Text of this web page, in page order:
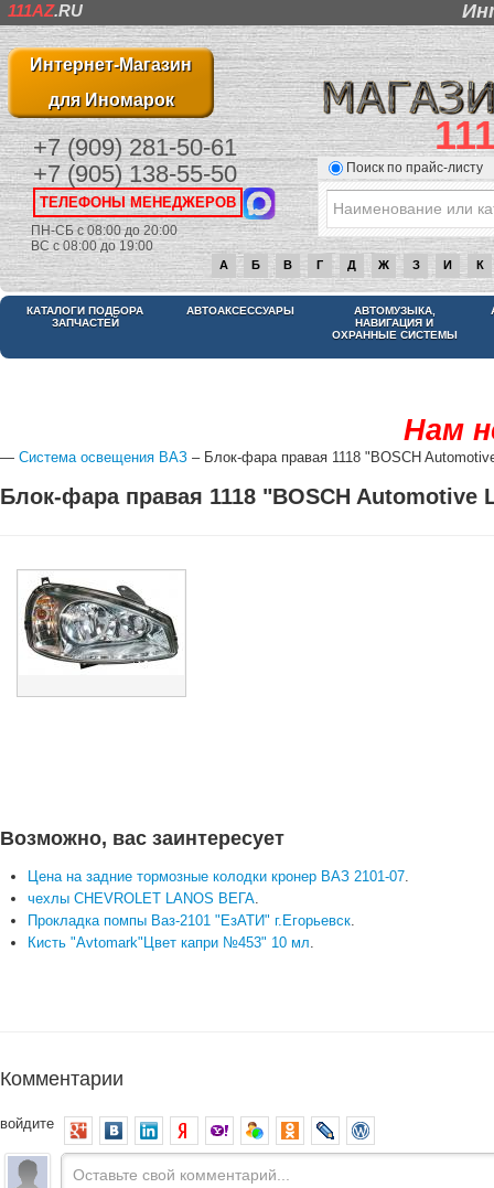
111AZ.RU
Интернет-Магазин
для Иномарок
+7 (909) 281-50-61
+7 (905) 138-55-50
ТЕЛЕФОНЫ МЕНЕДЖЕРОВ
ПН-СБ с 08:00 до 20:00
ВС с 08:00 до 19:00
Поиск по прайс-листу
А Б В Г Д Ж З И К
КАТАЛОГИ ПОДБОРА
ЗАПЧАСТЕЙ
АВТОАКСЕССУАРЫ
АВТОМУЗЫКА,
НАВИГАЦИЯ И
ОХРАННЫЕ СИСТЕМЫ
Нам
— Система освещения ВАЗ – Блок-фара правая 1118 "BOSCH
Блок-фара правая 1118 "BOSCH Automotive
Возможно, вас заинтересует
Цена на задние тормозные колодки кронер ВАЗ 2101-07.
чехлы CHEVROLET LANOS ВЕГА.
Прокладка помпы Ваз-2101 "ЕзАТИ" г.Егорьевск.
Кисть "Avtomark"Цвет капри №453" 10 мл.
Комментарии
войдите